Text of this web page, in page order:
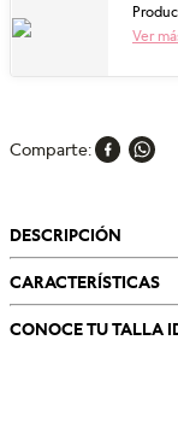
Ver
Comparte
DESCRIPCIÓN
CARACTERÍSTICAS
CONOCE TU TALLA